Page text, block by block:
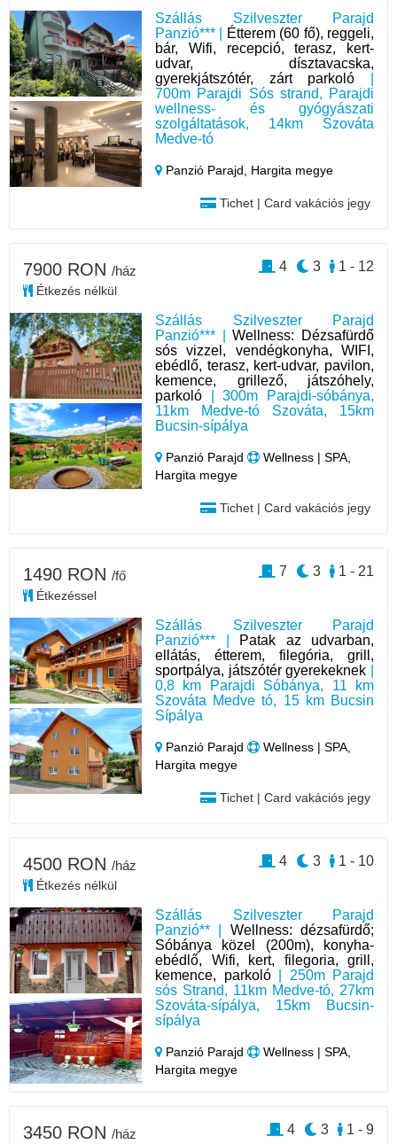
Szállás Szilveszter Parajd
Panzió*** |
Étterem (60 fő), reggeli,
bár, Wifi, recepció, terasz, kert-
udvar, dísztavacska,
gyerekjátszótér, zárt parkoló
700m Parajdi Sós strand, Parajdi
wellness- és gyógyászati
szolgáltatások, 14km Szováta
Medve-tó
Panzió Parajd, Hargita megye
Tichet | Card vakációs jegy
Szállás Szilveszter Parajd
Panzió*** |Wellness: Dézsafürdő
sós vizzel, vendégkonyha, WIFI,
ebédlő, terasz, kert-udvar, pavilon,
kemence, grillező, játszóhely,
parkoló | 300m Parajdi-sóbánya,
11km Medve-tó Szováta, 15km
Bucsin-sípálya
Panzió Parajd
Wellness | SPA,
Hargita megye
Tichet | Card vakációs jegy
7900 RON /ház
Étkezés nélkül
1 - 12
3
4
Szállás Szilveszter Parajd
Panzió*** |
Patak az udvarban,
ellátás, étterem, filegória, grill,
sportpálya, játszótér gyerekeknek
0,8 km Parajdi Sóbánya, 11 km
Szováta Medve tó, 15 km Bucsin
Sípálya
Panzió Parajd
Wellness | SPA,
Hargita megye
Tichet | Card vakációs jegy
1490 RON /fő
Étkezéssel
1 - 21
3
7
Szállás Szilveszter Parajd
Panzió** | Wellness: dézsafürdő;
Sóbánya közel (200m), konyha-
ebédlő, Wifi, kert, filegoria, grill,
kemence, parkoló| 250m Parajd
sós Strand, 11km Medve-tó, 27km
Szováta-sípálya, 15km Bucsin-
sípálya
Panzió Parajd
Wellness | SPA,
Hargita megye
4500 RON /ház
Étkezés nélkül
1 - 10
3
4
3450 RON /ház 1 - 9
3
4